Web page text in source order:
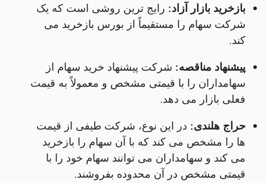
بازخرید بازار آزاد: رایج ترین روشی است که یک
شرکت سهام را مستقیماً از بورس بازخرید می
کند.
پیشنهاد مناقصه: شرکت پیشنهاد خرید سهام از
سهامداران را با قیمتی مشخص و معمولاً به قیمت
فعلی بازار می دهد.
حراج هلندی: در این نوع، شرکت طیفی از قیمت
ها را مشخص می کند که با آن سهام را بازخرید
می کند و سهامداران می توانند سهام خود را با
قیمتی مشخص در آن محدوده بفروشند.